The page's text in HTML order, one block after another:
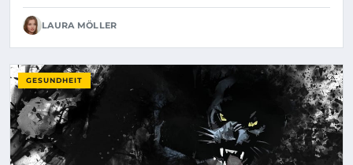
LAURA MÖLLER
GESUNDHEIT